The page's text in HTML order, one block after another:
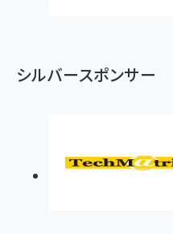
シルバースポンサー